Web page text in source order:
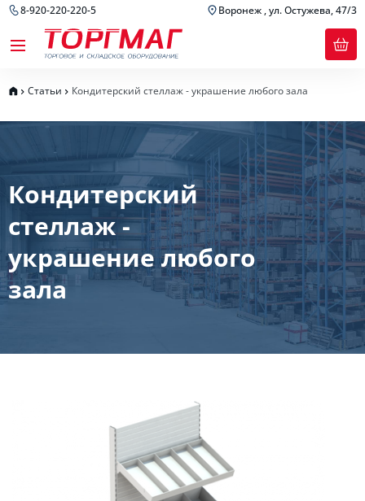
8-920-220-220-5 Воронеж , ул. Остужева, 47/3
Статьи Кондитерский стеллаж - украшение любого зала
Кондитерский
стеллаж -
украшение любого
зала